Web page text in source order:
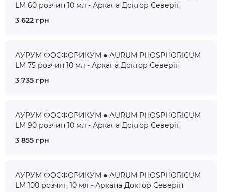
LM 60 розчин 10 мл - Аркана Доктор Северін
3 622 грн
АУРУМ ФОСФОРИКУМ ● AURUM PHOSPHORICUM
LM 75 розчин 10 мл - Аркана Доктор Северін
3 735 грн
АУРУМ ФОСФОРИКУМ ● AURUM PHOSPHORICUM
LM 90 розчин 10 мл - Аркана Доктор Северін
3 855 грн
АУРУМ ФОСФОРИКУМ ● AURUM PHOSPHORICUM
LM 100 розчин 10 мл - Аркана Доктор Северін